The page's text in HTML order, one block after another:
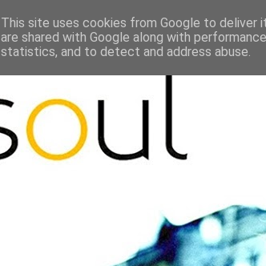
This site uses cookies from Google to deliver
are shared with Google along with
statistics, and to detect and address abuse.